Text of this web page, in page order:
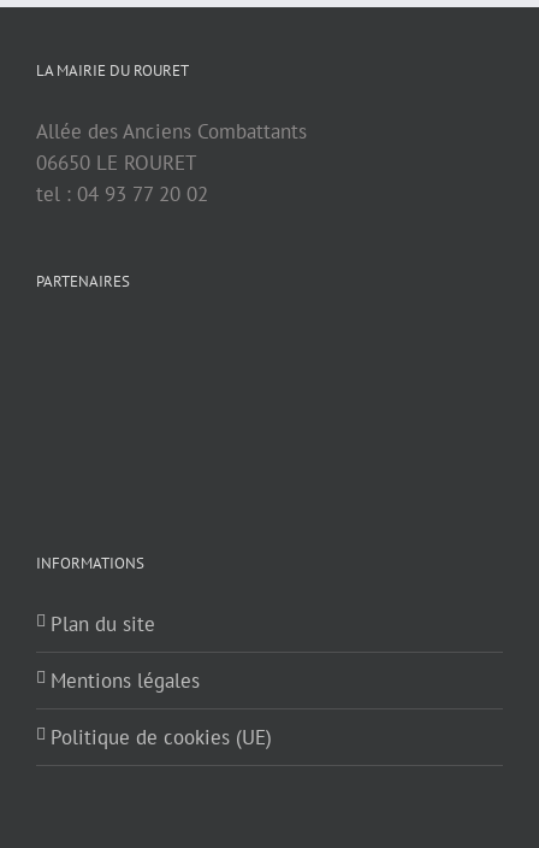
LA MAIRIE DU ROURET
Allée des Anciens Combattants
06650 LE ROURET
tel : 04 93 77 20 02
PARTENAIRES
INFORMATIONS
Plan du site
Mentions légales
Politique de cookies (UE)